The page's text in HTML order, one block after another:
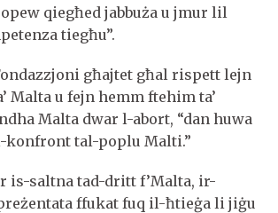
qiegħed jabbuża u jmur lil
tiegħu”.
għajtet għal rispett lejn
Malta u fejn hemm ftehim ta’
Malta dwar l-abort, “dan huwa
konfront tal-poplu Malti.”
is-saltna tad-dritt f’Malta, ir-
ffukat fuq il-ħtieġa li jiġu